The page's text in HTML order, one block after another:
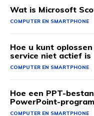
Wat is Microsoft
COMPUTER EN SMARTPHONE
Hoe u kunt
service niet actief is
COMPUTER EN SMARTPHONE
Hoe een PPT-
PowerPoint-
COMPUTER EN SMARTPHONE